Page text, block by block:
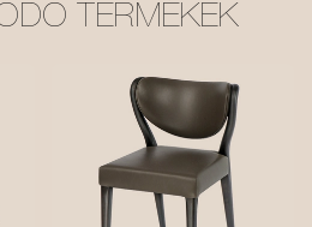
TERMÉKEK